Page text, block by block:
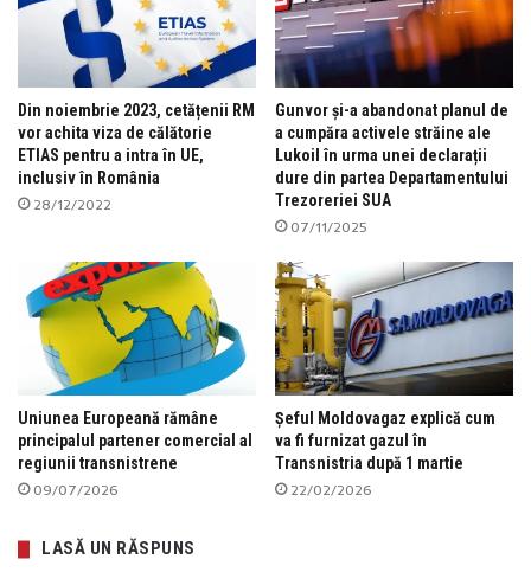
Din noiembrie 2023, cetățenii RM
vor achita viza de călătorie
ETIAS pentru a intra în UE,
inclusiv în România
28/12/2022
Gunvor și-a abandonat planul de
a cumpăra activele străine ale
Lukoil în urma unei declarații
dure din partea Departamentului
Trezoreriei SUA
07/11/2025
Uniunea Europeană rămâne
principalul partener comercial al
regiunii transnistrene
09/07/2026
Șeful Moldovagaz explică cum
va fi furnizat gazul în
Transnistria după 1 martie
22/02/2026
LASĂ UN RĂSPUNS